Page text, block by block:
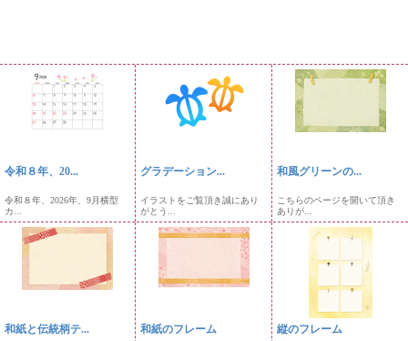
令和８年、20...
令和８年、2026年、9月横型
カ...
グラデーション...
イラストをご覧頂き誠にあり
がとう...
和風グリーンの...
こちらのページを開いて頂き
ありが...
和紙と伝統柄テ... 和紙のフレーム 縦のフレーム